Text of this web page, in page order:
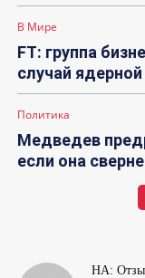
В Мире
FT: группа
случай
Политика
Медведев
если она
НА: